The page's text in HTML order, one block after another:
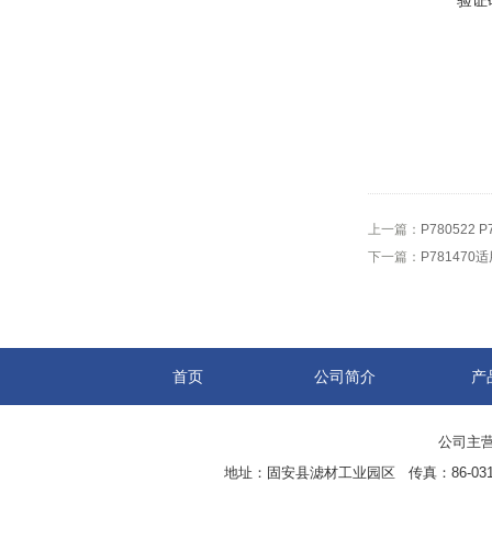
上一篇： P780522
下一篇： P781470
首页 公司简介 产
公司主
地址：固安县滤材工业园区 传真：86-